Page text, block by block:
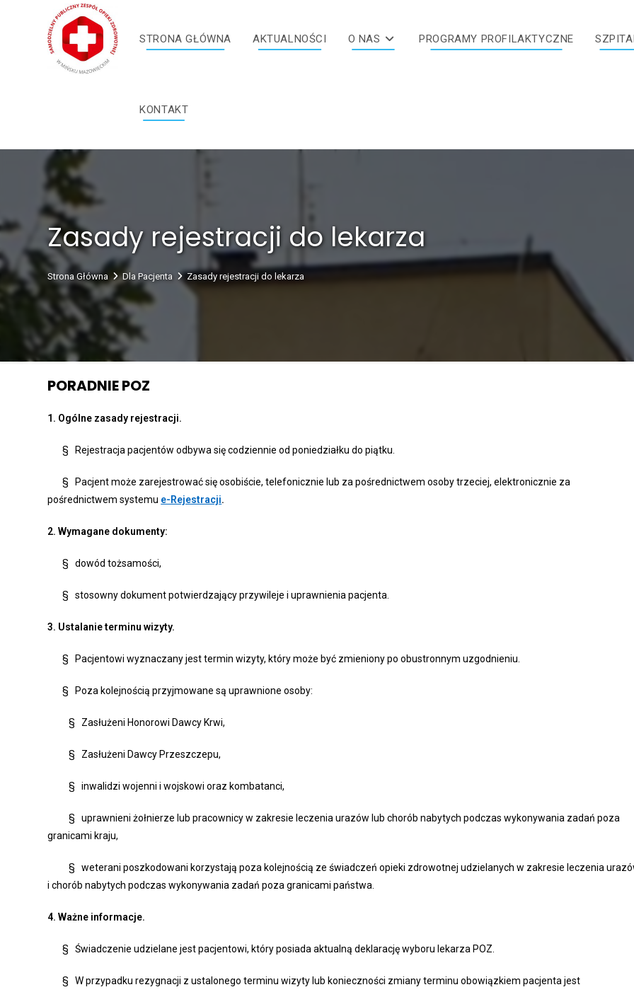
STRONA GŁÓWNA AKTUALNOŚCI O NAS PROGRAMY PROFILAKTYCZNE
KONTAKT
Zasady rejestracji do lekarza
Strona Główna Dla Pacjenta Zasady rejestracji do lekarza
PORADNIE POZ
1. Ogólne zasady rejestracji.
§ Rejestracja pacjentów odbywa się codziennie od poniedziałku do piątku.
§ Pacjent może zarejestrować się osobiście, telefonicznie lub za pośrednictwem osoby trzeciej, elektronicznie za
pośrednictwem systemu e-Rejestracji.
2.Wymagane dokumenty:
§ dowód tożsamości,
§ stosowny dokument potwierdzający przywileje i uprawnienia pacjenta.
3. Ustalanie terminu wizyty.
§ Pacjentowi wyznaczany jest termin wizyty, który może być zmieniony po obustronnym uzgodnieniu.
§ Poza kolejnością przyjmowane są uprawnione osoby:
§ Zasłużeni Honorowi Dawcy Krwi,
§ Zasłużeni Dawcy Przeszczepu,
§ inwalidzi wojenni i wojskowi oraz kombatanci,
§ uprawnieni żołnierze lub pracownicy w zakresie leczenia urazów lub chorób nabytych podczas wykonywania zadań poza
granicami kraju,
§ weterani poszkodowani korzystają poza kolejnością ze świadczeń opieki zdrowotnej udzielanych w zakresie leczenia
i chorób nabytych podczas wykonywania zadań poza granicami państwa.
4.Ważne informacje.
§ Świadczenie udzielane jest pacjentowi, który posiada aktualną deklarację wyboru lekarza POZ.
§ W przypadku rezygnacji z ustalonego terminu wizyty lub konieczności zmiany terminu obowiązkiem pacjenta jest